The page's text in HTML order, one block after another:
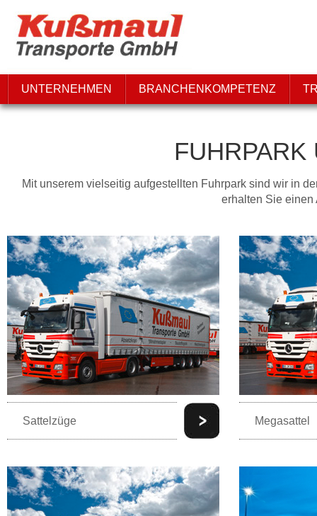
UNTERNEHMEN BRANCHENKOMPETENZ
Mit unserem vielseitig aufgestellten Fuhrpark sind wir in
erhalten Sie einen
Sattelzüge Megasattel